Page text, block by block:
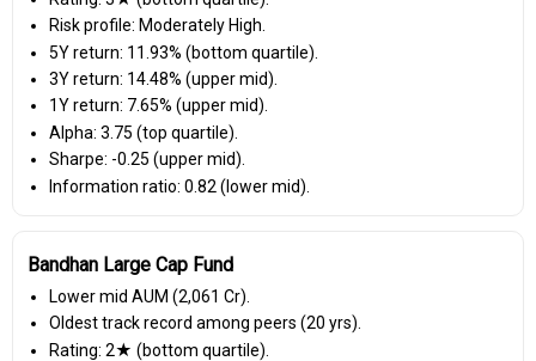
Risk profile: Moderately High.
5Y return: 11.93% (bottom quartile).
3Y return: 14.48% (upper mid).
1Y return: 7.65% (upper mid).
Alpha: 3.75 (top quartile).
Sharpe: -0.25 (upper mid).
Information ratio: 0.82 (lower mid).
Bandhan Large Cap Fund
Lower mid AUM (₹2,061 Cr).
Oldest track record among peers (20 yrs).
Rating: 2★ (bottom quartile).